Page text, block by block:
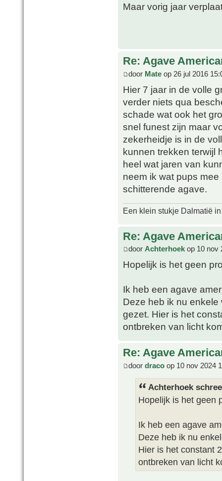
Maar vorig jaar
Re: Agave
door Mate op 26 jul 2016
Hier 7 jaar in de volle
verder niets qua
schade wat ook het
snel funest zijn maar
zekerheidje is in de
kunnen trekken terwijl
heel wat jaren van
neem ik wat pups
schitterende agave.
Een klein stukje Dalmatië
Re: Agave
door Achterhoek op 10 nov
Hopelijk is het geen
Ik heb een agave
Deze heb ik nu
gezet. Hier is het
ontbreken van licht
Re: Agave
door draco op 10 nov 2024
Achterhoek
Hopelijk is het geen
Ik heb een agave
Deze heb ik nu
Hier is het constant
ontbreken van licht